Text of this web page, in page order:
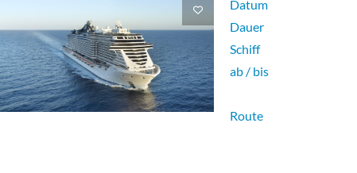
Datum
Dauer
Schiff
ab / bis
Route